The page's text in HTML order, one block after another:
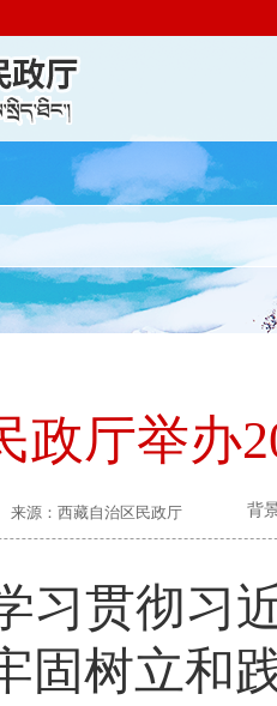
政厅举办
来源： 西藏自治区民政厅 背
习贯彻习
固树立和